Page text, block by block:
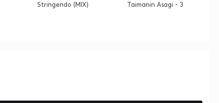
Stringendo (MIX) Taimanin Asagi - 3